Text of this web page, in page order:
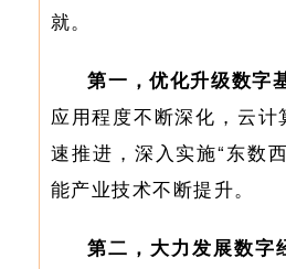
就。
第一，优化升级数字
应用程度不断深化，云计
速推进，深入实施“东数
能产业技术不断提升。
第二，大力发展数字